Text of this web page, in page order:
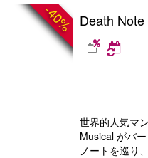
-40% Death
世界的人気マ
Musical がバ
ノートを巡り